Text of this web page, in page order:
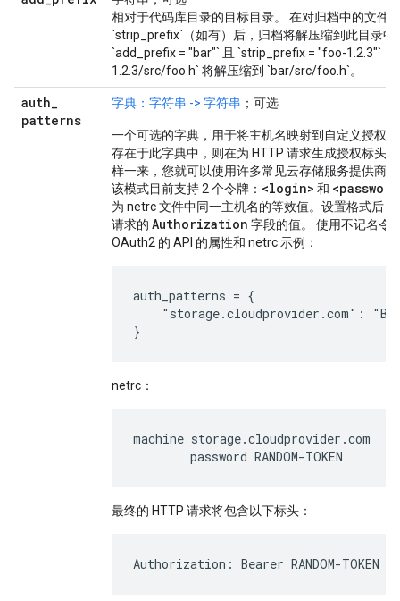
相对于代码库目录的目标目录。 在对归档中的文件
`strip_prefix`（如有）后，归档将解压缩到此目录中
`add_prefix = "bar"` 且 `strip_prefix = "foo-1.2.3"`，
1.2.3/src/foo.h` 将解压缩到 `bar/src/foo.h`。
auth_
patterns
字典：字符串 -> 字符串 ；可选
一个可选的字典，用于将主机名映射到自定义授权
存在于此字典中，则在为 HTTP 请求生成授权标头
样一来，您就可以使用许多常见云存储服务提供商
该模式目前支持 2 个令牌： <login> 和
为 netrc 文件中同一主机名的等效值。设置格式后
请求的 Authorization 字段的值。 使用不记名令
OAuth2 的 API 的属性和 netrc 示例：
auth_patterns = {
"storage.cloudprovider.com":
netrc：
machine storage.cloudprovider.com
最终的 HTTP 请求将包含以下标头：